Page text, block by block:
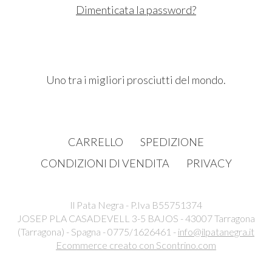
Dimenticata la password?
Uno tra i migliori prosciutti del mondo.
CARRELLO
SPEDIZIONE
CONDIZIONI DI VENDITA
PRIVACY
Il Pata Negra - P.Iva B55751374
JOSEP PLA CASADEVELL 3-5 BAJOS - 43007 Tarragona
(Tarragona) - Spagna - 0775/1626461 - info@ilpatanegra.it
Ecommerce creato con Scontrino.com